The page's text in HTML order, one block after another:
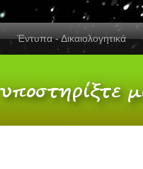
Έντυπα - Δικαιολογητικά